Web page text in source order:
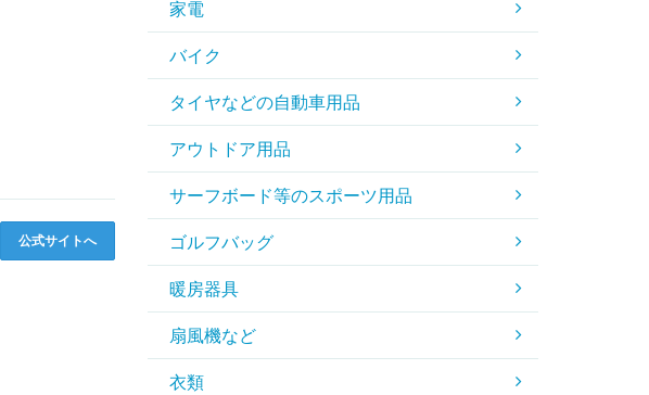
公式サイトへ
家電
バイク
タイヤなどの自動車用品
アウトドア用品
サーフボード等のスポーツ用品
ゴルフバッグ
暖房器具
扇風機など
衣類